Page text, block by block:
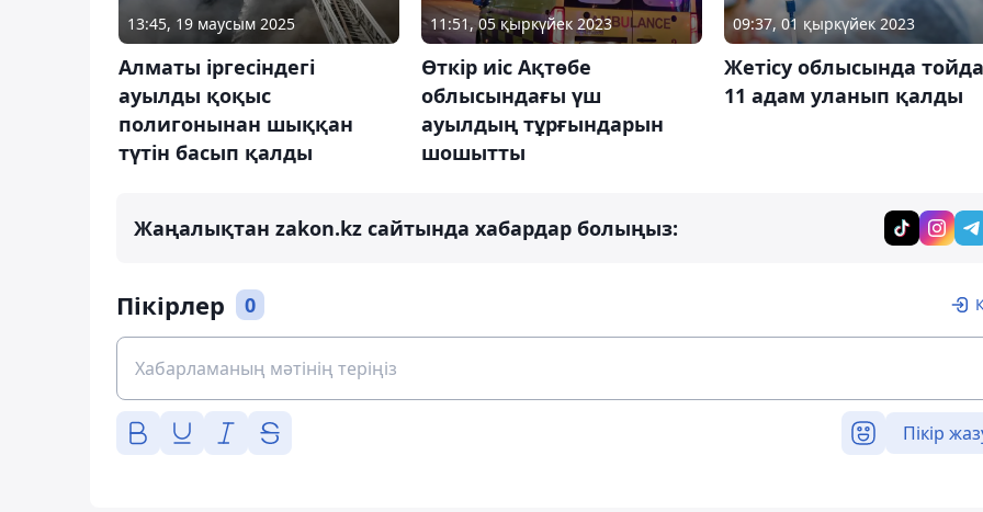
13:45, 19 маусым 2025
Алматы іргесіндегі
ауылды қоқыс
полигонынан шыққан
түтін басып қалды
11:51, 05 қыркүйек 2023
Өткір иіс Ақтөбе
облысындағы үш
ауылдың тұрғындарын
шошытты
09:37, 01 қыркүйек 2023
Жетісу облысында тойда
11 адам уланып қалды
Жаңалықтан zakon.kz сайтында хабардар болыңыз:
Пікірлер 0
Пікір